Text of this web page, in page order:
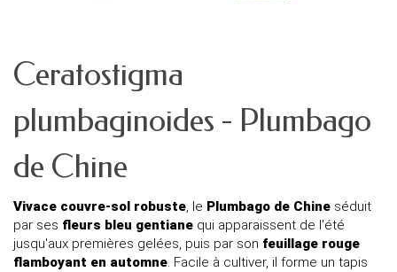
Ceratostigma
plumbaginoides - Plumbago
de Chine
Vivace couvre-sol robuste, le Plumbago de Chine séduit
par ses fleurs bleu gentiane qui apparaissent de l'été
jusqu'aux premières gelées, puis par son feuillage rouge
flamboyant en automne. Facile à cultiver, il forme un tapis